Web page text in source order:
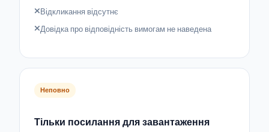
Відкликання відсутнє
Довідка про відповідність вимогам не наведена
Неповно
Тільки посилання для завантаження